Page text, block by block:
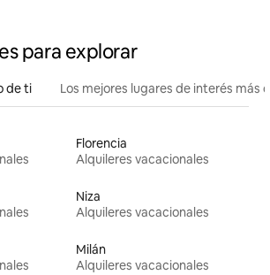
para explorar
de ti Los mejores lugares de interés más
Florencia
Alquileres vacacionales
Niza
Alquileres vacacionales
Milán
Alquileres vacacionales